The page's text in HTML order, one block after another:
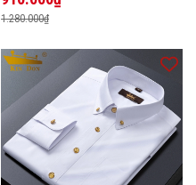
1.280.000₫